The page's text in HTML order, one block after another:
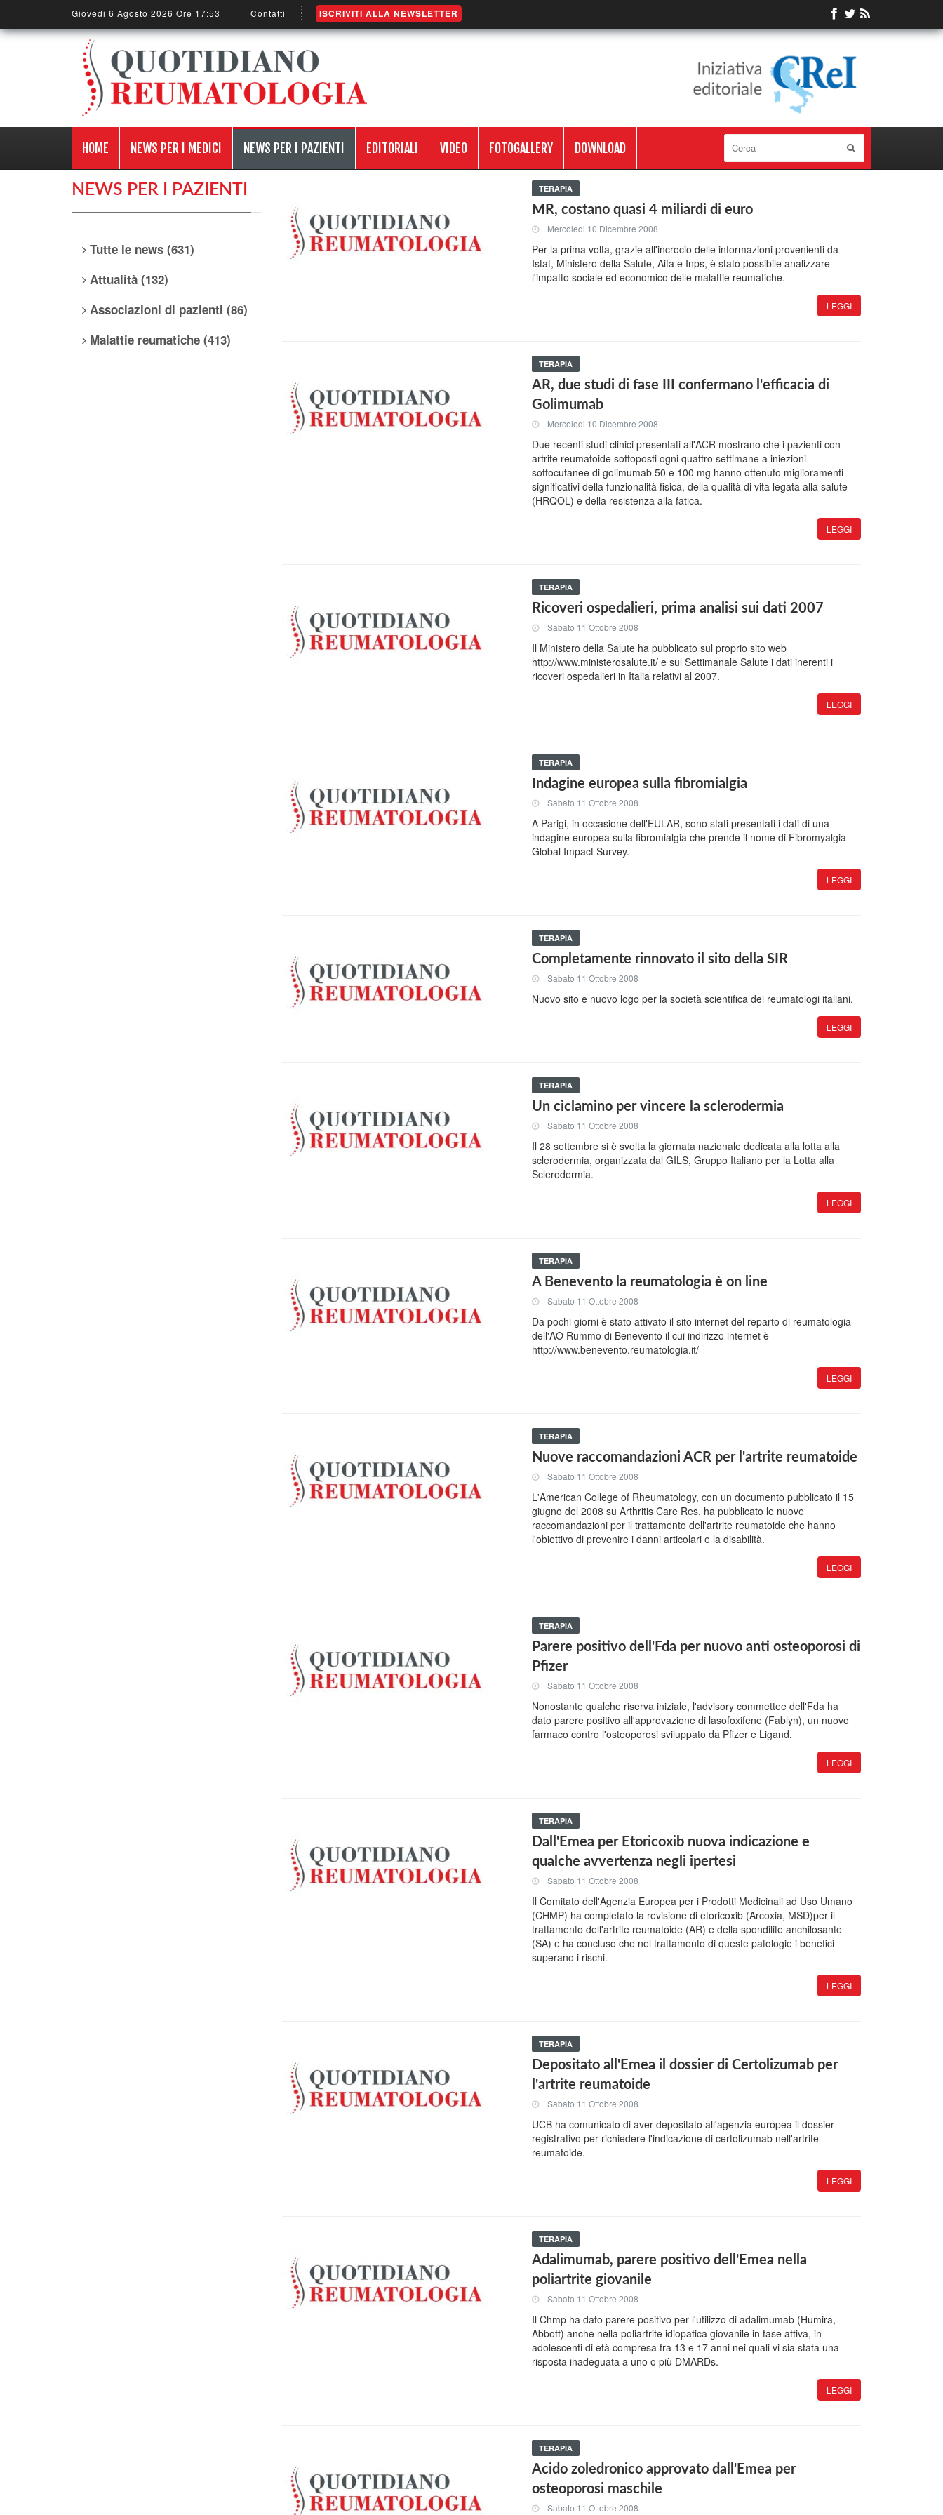
Giovedi 6 Agosto 2026 Ore 17:53 Contatti ISCRIVITI ALLA NEWSLETTER
HOME NEWS PER I MEDICI NEWS PER I PAZIENTI EDITORIALI VIDEO FOTOGALLERY DOWNLOAD
NEWS PER I PAZIENTI
Tutte le news (631)
Attualità (132)
Associazioni di pazienti (86)
Malattie reumatiche (413)
TERAPIA
MR, costano quasi 4 miliardi di euro
Mercoledi 10 Dicembre 2008
Per la prima volta, grazie all'incrocio delle informazioni provenienti da
Istat, Ministero della Salute, Aifa e Inps, è stato possibile analizzare
l'impatto sociale ed economico delle malattie reumatiche.
LEGGI
TERAPIA
AR, due studi di fase III confermano l'efficacia di
Golimumab
Mercoledi 10 Dicembre 2008
Due recenti studi clinici presentati all'ACR mostrano che i pazienti con
artrite reumatoide sottoposti ogni quattro settimane a iniezioni
sottocutanee di golimumab 50 e 100 mg hanno ottenuto miglioramenti
significativi della funzionalità fisica, della qualità di vita legata alla salute
(HRQOL) e della resistenza alla fatica.
LEGGI
TERAPIA
Ricoveri ospedalieri, prima analisi sui dati 2007
Sabato 11 Ottobre 2008
Il Ministero della Salute ha pubblicato sul proprio sito web
http://www.ministerosalute.it/ e sul Settimanale Salute i dati inerenti i
ricoveri ospedalieri in Italia relativi al 2007.
LEGGI
TERAPIA
Indagine europea sulla fibromialgia
Sabato 11 Ottobre 2008
A Parigi, in occasione dell'EULAR, sono stati presentati i dati di una
indagine europea sulla fibromialgia che prende il nome di Fibromyalgia
Global Impact Survey.
LEGGI
TERAPIA
Completamente rinnovato il sito della SIR
Sabato 11 Ottobre 2008
Nuovo sito e nuovo logo per la società scientifica dei reumatologi italiani.
LEGGI
TERAPIA
Un ciclamino per vincere la sclerodermia
Sabato 11 Ottobre 2008
Il 28 settembre si è svolta la giornata nazionale dedicata alla lotta alla
sclerodermia, organizzata dal GILS, Gruppo Italiano per la Lotta alla
Sclerodermia.
LEGGI
TERAPIA
A Benevento la reumatologia è on line
Sabato 11 Ottobre 2008
Da pochi giorni è stato attivato il sito internet del reparto di reumatologia
dell'AO Rummo di Benevento il cui indirizzo internet è
http://www.benevento.reumatologia.it/
LEGGI
TERAPIA
Nuove raccomandazioni ACR per l'artrite reumatoide
Sabato 11 Ottobre 2008
L'American College of Rheumatology, con un documento pubblicato il 15
giugno del 2008 su Arthritis Care Res, ha pubblicato le nuove
raccomandazioni per il trattamento dell'artrite reumatoide che hanno
l'obiettivo di prevenire i danni articolari e la disabilità.
LEGGI
TERAPIA
Parere positivo dell'Fda per nuovo anti osteoporosi di
Pfizer
Sabato 11 Ottobre 2008
Nonostante qualche riserva iniziale, l'advisory commettee dell'Fda ha
dato parere positivo all'approvazione di lasofoxifene (Fablyn), un nuovo
farmaco contro l'osteoporosi sviluppato da Pfizer e Ligand.
LEGGI
TERAPIA
Dall'Emea per Etoricoxib nuova indicazione e
qualche avvertenza negli ipertesi
Sabato 11 Ottobre 2008
Il Comitato dell'Agenzia Europea per i Prodotti Medicinali ad Uso Umano
(CHMP) ha completato la revisione di etoricoxib (Arcoxia, MSD)per il
trattamento dell'artrite reumatoide (AR) e della spondilite anchilosante
(SA) e ha concluso che nel trattamento di queste patologie i benefici
superano i rischi.
LEGGI
TERAPIA
Depositato all'Emea il dossier di Certolizumab per
l'artrite reumatoide
Sabato 11 Ottobre 2008
UCB ha comunicato di aver depositato all'agenzia europea il dossier
registrativo per richiedere l'indicazione di certolizumab nell'artrite
reumatoide.
LEGGI
TERAPIA
Adalimumab, parere positivo dell'Emea nella
poliartrite giovanile
Sabato 11 Ottobre 2008
Il Chmp ha dato parere positivo per l'utilizzo di adalimumab (Humira,
Abbott) anche nella poliartrite idiopatica giovanile in fase attiva, in
adolescenti di età compresa fra 13 e 17 anni nei quali vi sia stata una
risposta inadeguata a uno o più DMARDs.
LEGGI
TERAPIA
Acido zoledronico approvato dall'Emea per
osteoporosi maschile
Sabato 11 Ottobre 2008